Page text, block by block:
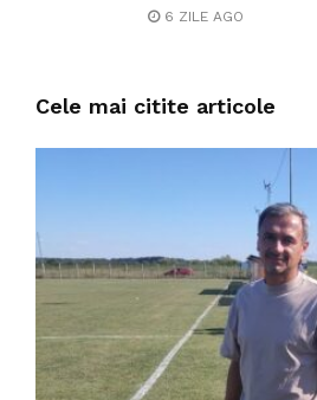
6 ZILE AGO
Cele mai citite articole